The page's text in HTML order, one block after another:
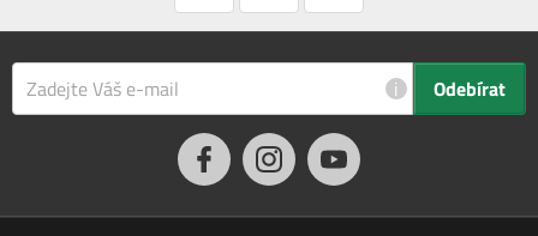
i Odebírat